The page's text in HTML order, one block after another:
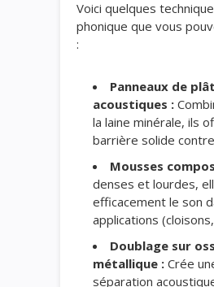
Voici quelques
phonique que vous
:
Panneaux de
acoustiques :
la laine minérale, ils
barrière solide
Mousses
denses et lourdes,
efficacement le son
applications
Doublage sur
métallique : Crée
séparation